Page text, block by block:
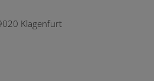
Klagenfurt